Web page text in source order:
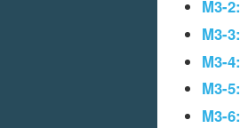
M3-2:
M3-3:
M3-4:
M3-5:
M3-6: